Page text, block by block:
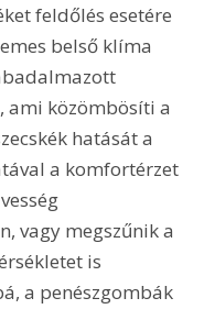
feldőlés esetére
belső klíma
ami közömbösíti a
hatását a
a komfortérzet
vagy megszűnik a
is
a penészgombák